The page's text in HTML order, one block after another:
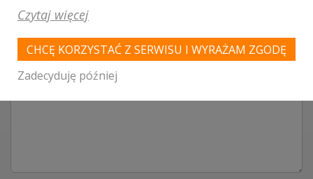
Czytaj więcej
CHCĘ KORZYSTAĆ Z SERWISU I WYRAŻAM ZGODĘ
Zadecyduję później